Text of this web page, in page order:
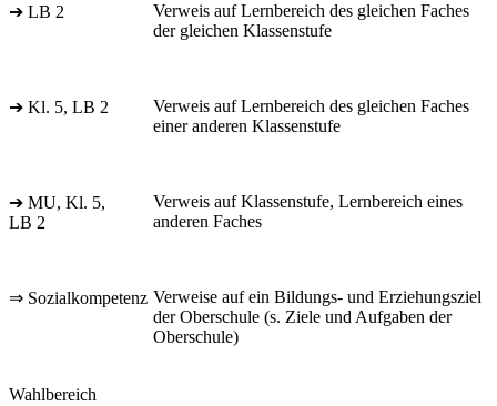
➔ LB 2
Verweis auf Lernbereich des gleichen Faches
der gleichen Klassenstufe
➔ Kl. 5, LB 2
Verweis auf Lernbereich des gleichen Faches
einer anderen Klassenstufe
➔ MU, Kl. 5,
LB 2
Verweis auf Klassenstufe, Lernbereich eines
anderen Faches
⇒ Sozialkompetenz Verweise auf ein Bildungs- und Erziehungsziel
der Oberschule (s. Ziele und Aufgaben der
Oberschule)
Wahlbereich